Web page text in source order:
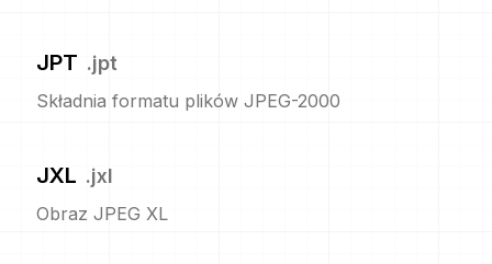
JPT .jpt
Składnia formatu plików JPEG-2000
JXL .jxl
Obraz JPEG XL